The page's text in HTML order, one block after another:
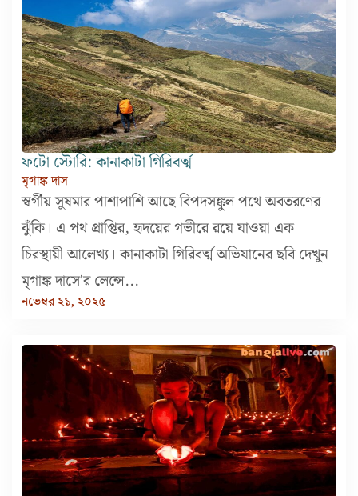
ফটো স্টোরি: কানাকাটা গিরিবর্ত্ম
মৃগাঙ্ক দাস
স্বর্গীয় সুষমার পাশাপাশি আছে বিপদসঙ্কুল পথে অবতরণের
ঝুঁকি। এ পথ প্রাপ্তির, হৃদয়ের গভীরে রয়ে যাওয়া এক
চিরস্থায়ী আলেখ্য। কানাকাটা গিরিবর্ত্ম অভিযানের ছবি দেখুন
মৃগাঙ্ক দাসে'র লেন্সে...
নভেম্বর ২১, ২০২৫